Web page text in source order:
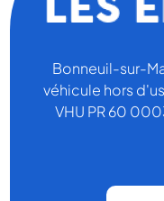
Bonneuil-sur-
véhicule hors
VHU PR 60